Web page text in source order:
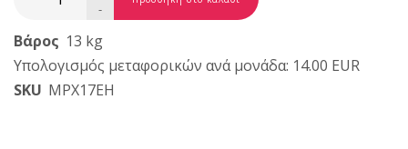
-
Βάρος 13 kg
Υπολογισμός μεταφορικών ανά μονάδα: 14.00 EUR
SKU MPX17EH